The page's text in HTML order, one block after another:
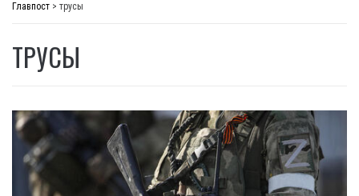
Главпост > трусы
ТРУСЫ